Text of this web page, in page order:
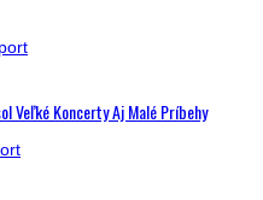
Veľké Koncerty Aj Malé Príbehy